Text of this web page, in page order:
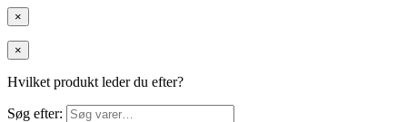
×
×
Hvilket produkt leder du efter?
Søg efter: